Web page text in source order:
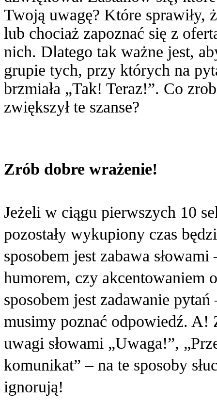
Twoją uwagę? Które sprawiły,
lub chociaż zapoznać się z
nich. Dlatego tak ważne jest,
grupie tych, przy których na
brzmiała „Tak! Teraz!”. Co
zwiększył te szanse?
Zrób dobre wrażenie!
Jeżeli w ciągu pierwszych 10
pozostały wykupiony czas
sposobem jest zabawa
humorem, czy akcentowaniem
sposobem jest zadawanie
musimy poznać odpowiedź. A!
uwagi słowami „Uwaga!”,
komunikat” – na te sposoby
ignorują!